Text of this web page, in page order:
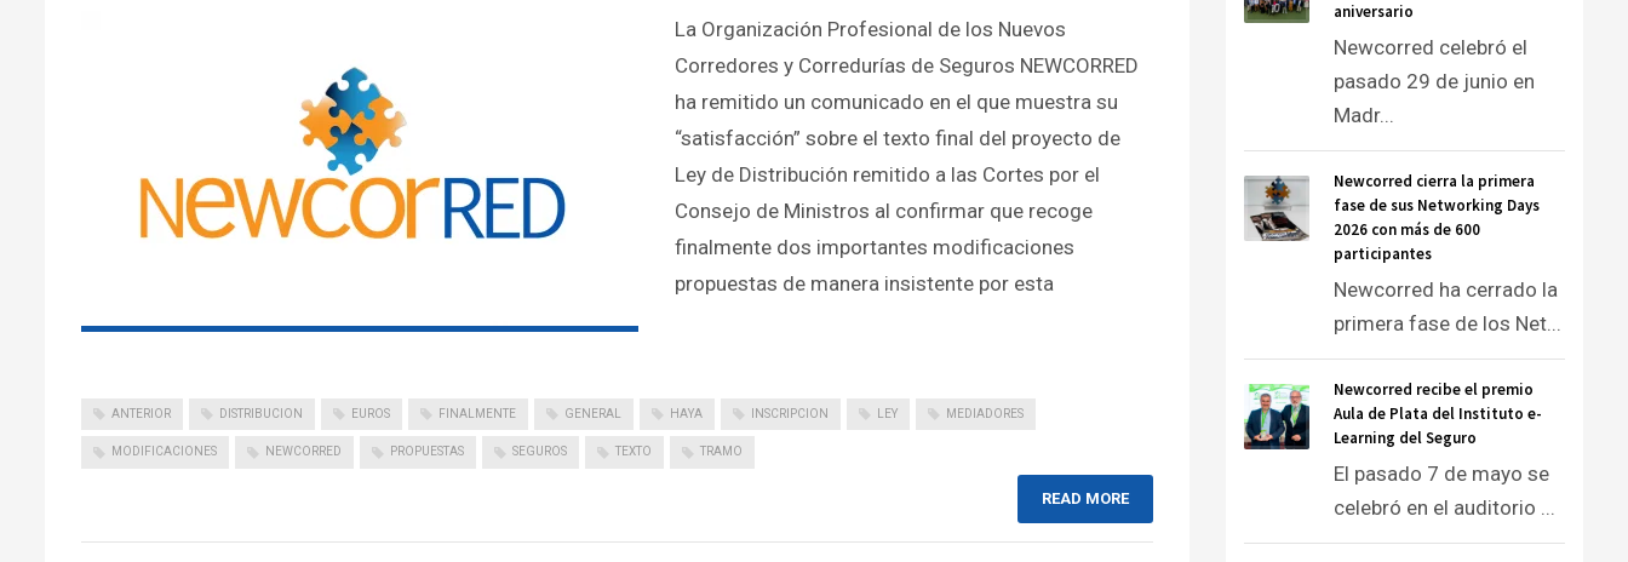
La Organización Profesional de los Nuevos
Corredores y Corredurías de Seguros NEWCORRED
ha remitido un comunicado en el que muestra su
“satisfacción” sobre el texto final del proyecto de
Ley de Distribución remitido a las Cortes por el
Consejo de Ministros al confirmar que recoge
finalmente dos importantes modificaciones
propuestas de manera insistente por esta
ANTERIOR DISTRIBUCION EUROS FINALMENTE GENERAL HAYA INSCRIPCION LEY MEDIADORES
MODIFICACIONES NEWCORRED PROPUESTAS SEGUROS TEXTO TRAMO
READ MORE
aniversario
Newcorred celebró el
pasado 29 de junio en
Madr...
Newcorred cierra la primera
fase de sus Networking Days
2026 con más de 600
participantes
Newcorred ha cerrado la
primera fase de los Net...
Newcorred recibe el premio
Aula de Plata del Instituto e-
Learning del Seguro
El pasado 7 de mayo se
celebró en el auditorio ...